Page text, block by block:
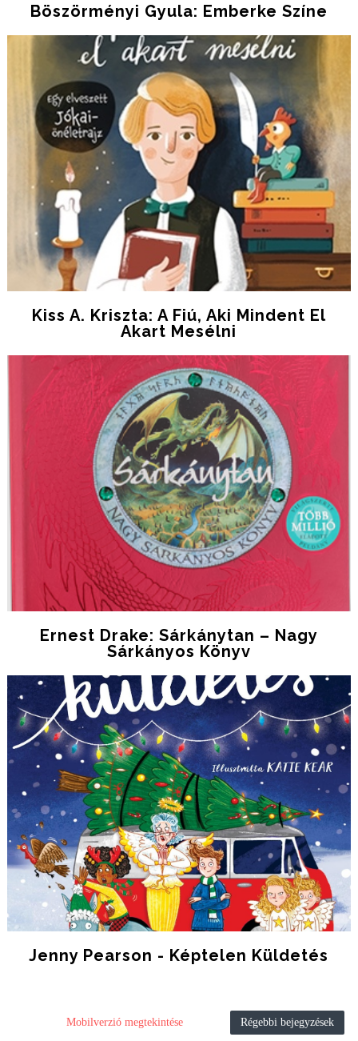
Böszörményi Gyula: Emberke Színe
Kiss A. Kriszta: A Fiú, Aki Mindent El
Akart Mesélni
Ernest Drake: Sárkánytan – Nagy
Sárkányos Könyv
Jenny Pearson - Képtelen Küldetés
Régebbi bejegyzések
Mobilverzió megtekintése